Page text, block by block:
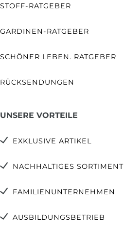
STOFF-RATGEBER
GARDINEN-RATGEBER
SCHÖNER LEBEN. RATGEBER
RÜCKSENDUNGEN
UNSERE VORTEILE
EXKLUSIVE ARTIKEL
NACHHALTIGES SORTIMENT
FAMILIENUNTERNEHMEN
AUSBILDUNGSBETRIEB